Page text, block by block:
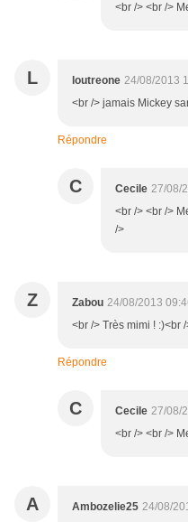
<br /> <br />
L loutreone 24/08/2013
<br /> jamais Mickey
Répondre
C Cecile 27/08/
<br /> <br />
/>
Z Zabou 24/08/2013
<br /> Très mimi ! :)<br
Répondre
C Cecile 27/08/
<br /> <br />
A Ambozelie25 24/08/